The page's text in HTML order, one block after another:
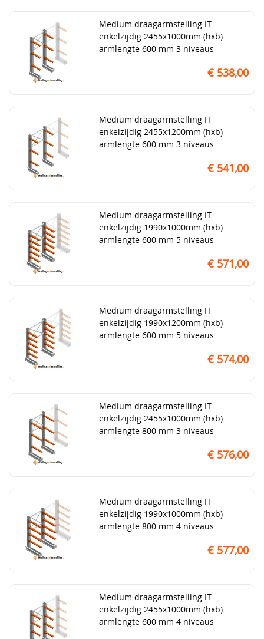
Medium draagarmstelling IT
enkelzijdig 2455x1000mm (hxb)
armlengte 600 mm 3 niveaus
€ 538,00
Medium draagarmstelling IT
enkelzijdig 2455x1200mm (hxb)
armlengte 600 mm 3 niveaus
€ 541,00
Medium draagarmstelling IT
enkelzijdig 1990x1000mm (hxb)
armlengte 600 mm 5 niveaus
€ 571,00
Medium draagarmstelling IT
enkelzijdig 1990x1200mm (hxb)
armlengte 600 mm 5 niveaus
€ 574,00
Medium draagarmstelling IT
enkelzijdig 2455x1000mm (hxb)
armlengte 800 mm 3 niveaus
€ 576,00
Medium draagarmstelling IT
enkelzijdig 1990x1000mm (hxb)
armlengte 800 mm 4 niveaus
€ 577,00
Medium draagarmstelling IT
enkelzijdig 2455x1000mm (hxb)
armlengte 600 mm 4 niveaus